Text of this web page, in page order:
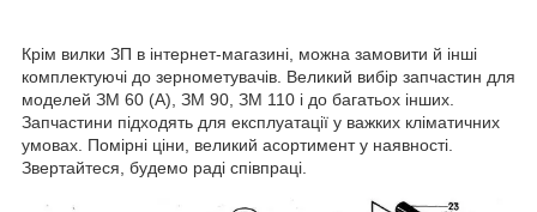
Крім вилки ЗП в інтернет-магазині, можна замовити й інші
комплектуючі до зернометувачів. Великий вибір запчастин для
моделей ЗМ 60 (А), ЗМ 90, ЗМ 110 і до багатьох інших.
Запчастини підходять для експлуатації у важких кліматичних
умовах. Помірні ціни, великий асортимент у наявності.
Звертайтеся, будемо раді співпраці.